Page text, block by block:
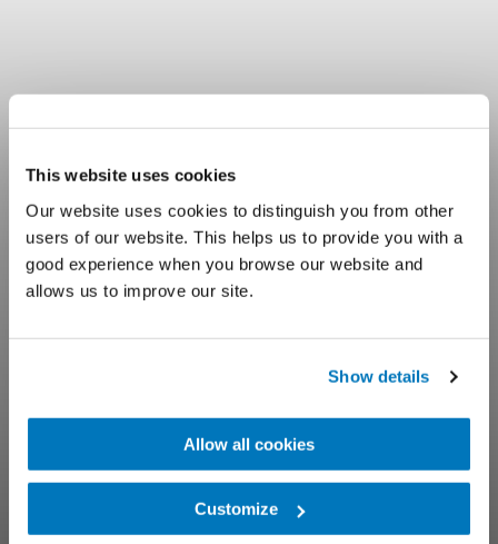
This website uses cookies
Our website uses cookies to distinguish you from other
users of our website. This helps us to provide you with a
good experience when you browse our website and
allows us to improve our site.
Show details
Allow all cookies
Customize
Müşteri Hizmetleri
Hedefimiz müşterilerimizle kalıcı